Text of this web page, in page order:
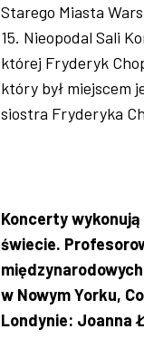
Starego Miasta
15. Nieopodal Sali
której Fryderyk
który był miejscem
siostra Fryderyka
Koncerty
świecie.
w Nowym Yorku,
Londynie: Joanna